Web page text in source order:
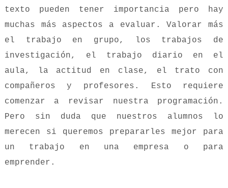
texto pueden tener importancia pero hay
muchas más aspectos a evaluar. Valorar más
el trabajo en grupo, los trabajos de
investigación, el trabajo diario en el
aula, la actitud en clase, el trato con
compañeros y profesores. Esto requiere
comenzar a revisar nuestra programación.
Pero sin duda que nuestros alumnos lo
merecen si queremos prepararles mejor para
un trabajo en una empresa o para
emprender.